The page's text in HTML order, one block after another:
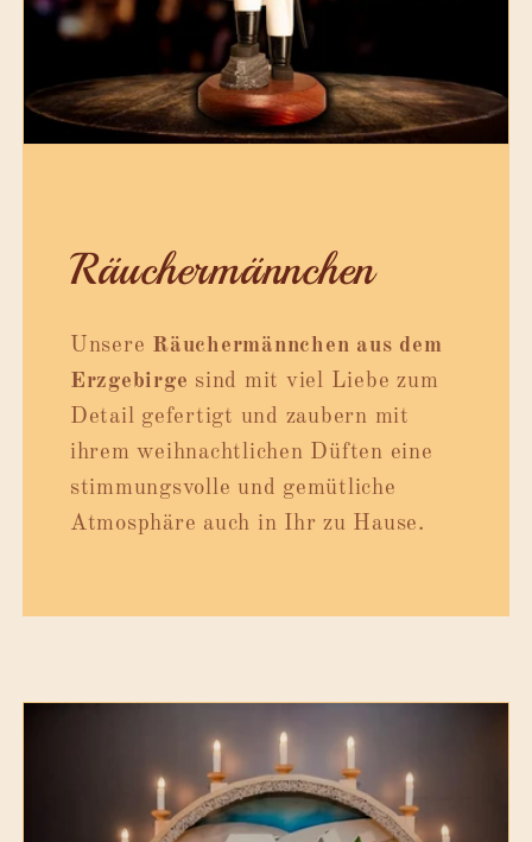
Räuchermännchen
Unsere Räuchermännchen aus dem
Erzgebirge sind mit viel Liebe zum
Detail gefertigt und zaubern mit
ihrem weihnachtlichen Düften eine
stimmungsvolle und gemütliche
Atmosphäre auch in Ihr zu Hause.